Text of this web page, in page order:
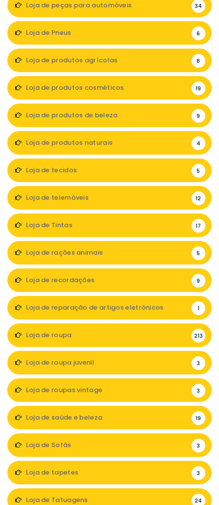
Loja de peças para automóveis 34
Loja de Pneus 6
Loja de produtos agrícolas 8
Loja de produtos cosméticos 19
Loja de produtos de beleza 9
Loja de produtos naturais 4
Loja de tecidos 5
Loja de telemóveis 12
Loja de Tintas 17
Loja de rações animais 5
Loja de recordações 9
Loja de reparação de artigos eletrónicos 1
Loja de roupa 213
Loja de roupa juvenil 3
Loja de roupas vintage 3
Loja de saúde e beleza 19
Loja de Sofás 3
Loja de tapetes 3
Loja de Tatuagens 24